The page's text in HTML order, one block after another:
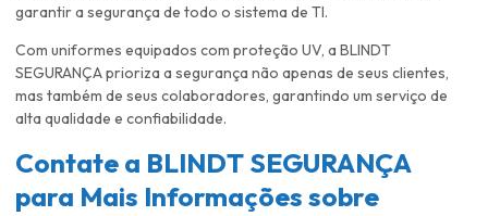
garantir a segurança de todo o sistema de TI.
Com uniformes equipados com proteção UV, a BLINDT
SEGURANÇA prioriza a segurança não apenas de seus clientes,
mas também de seus colaboradores, garantindo um serviço de
alta qualidade e confiabilidade.
Contate a BLINDT SEGURANÇA
para Mais Informações sobre